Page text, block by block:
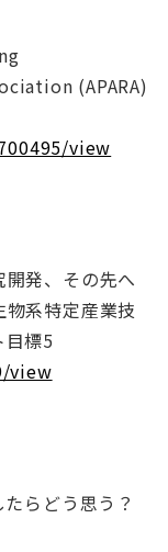
(APARA)
view
開発、その先へ
系特定産業技
標5
view
らどう思う？